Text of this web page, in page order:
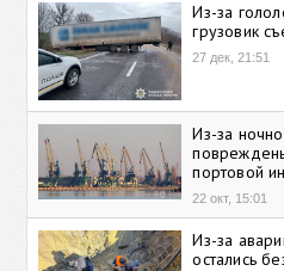
Из-за
грузовик
27 дек, 21:51
Из-за
портовой
22 окт, 15:01
Из-за
остались